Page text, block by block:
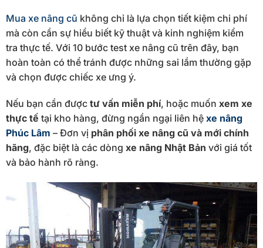
Mua xe nâng cũ không chỉ là lựa chọn tiết kiệm chi phí
mà còn cần sự hiểu biết kỹ thuật và kinh nghiệm kiểm
tra thực tế. Với 10 bước test xe nâng cũ trên đây, bạn
hoàn toàn có thể tránh được những sai lầm thường gặp
và chọn được chiếc xe ưng ý.
Nếu bạn cần được tư vấn miễn phí, hoặc muốn xem xe
thực tế tại kho hàng, đừng ngần ngại liên hệ xe nâng
Phúc Lâm – Đơn vị phân phối xe nâng cũ và mới chính
hãng, đặc biệt là các dòng xe nâng Nhật Bản với giá tốt
và bảo hành rõ ràng.